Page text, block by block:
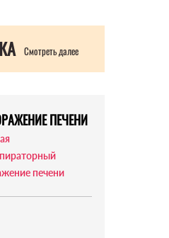
Смотреть далее
ПЕЧЕНИ
печени